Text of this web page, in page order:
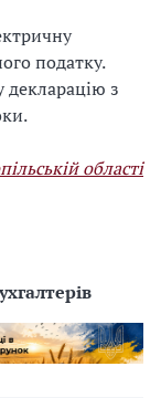
податку.
декларацію з
області